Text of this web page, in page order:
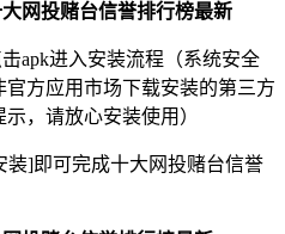
网投赌台信誉排行榜最新
apk进入安装流程（系统安全
官方应用市场下载安装的第三方
，请放心安装使用）
装]即可完成十大网投赌台信誉